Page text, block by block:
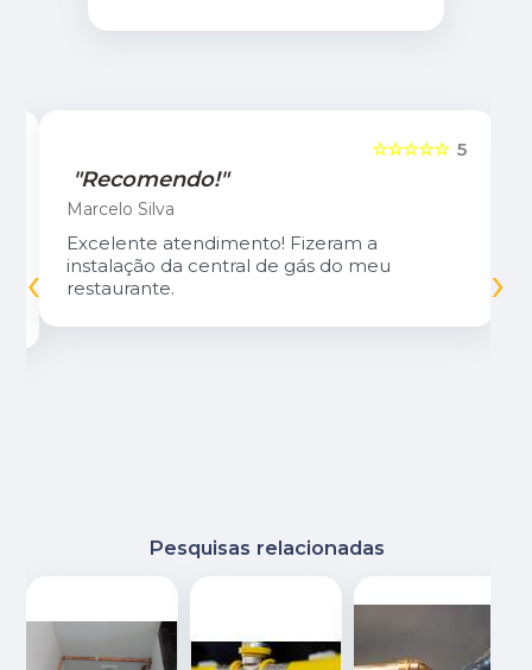
5
☆☆☆☆☆
"Recomendo!"
Marcelo Silva
Excelente atendimento! Fizeram a
instalação da central de gás do meu
restaurante.
‹ ›
Pesquisas relacionadas